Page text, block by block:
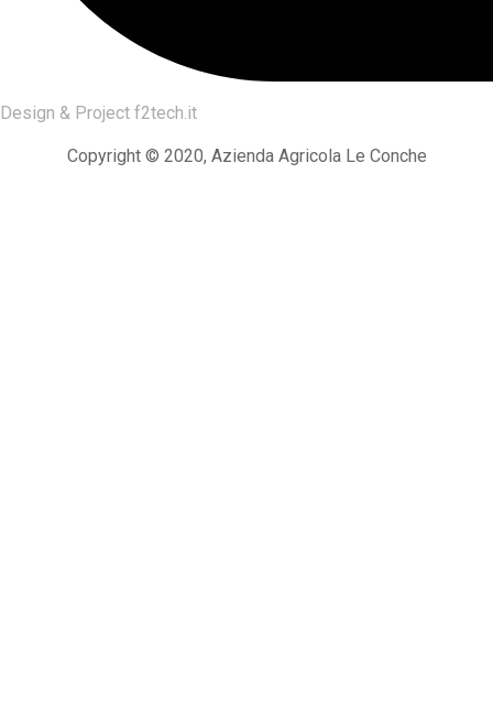
Design & Project f2tech.it
Copyright © 2020, Azienda Agricola Le Conche